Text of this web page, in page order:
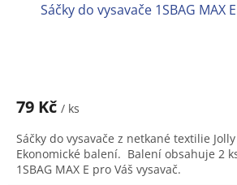
Sáčky do vysavače 1SBAG MAX
79 Kč / ks
Sáčky do vysavače z netkané textilie Jolly
Ekonomické balení. Balení obsahuje 2
1SBAG MAX E pro Váš vysavač.